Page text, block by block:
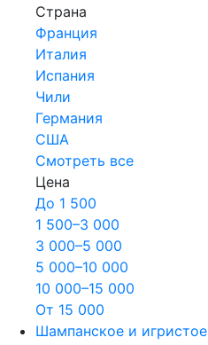
Страна
Франция
Италия
Испания
Чили
Германия
США
Смотреть все
Цена
До 1 500
1 500–3 000
3 000–5 000
5 000–10 000
10 000–15 000
От 15 000
Шампанское и игристое